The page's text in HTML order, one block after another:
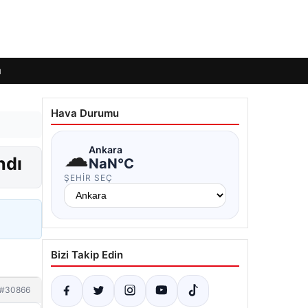
#30866
Hava Durumu
☁Ankara
NaN°C
ŞEHIR SEÇ
Bizi Takip Edin